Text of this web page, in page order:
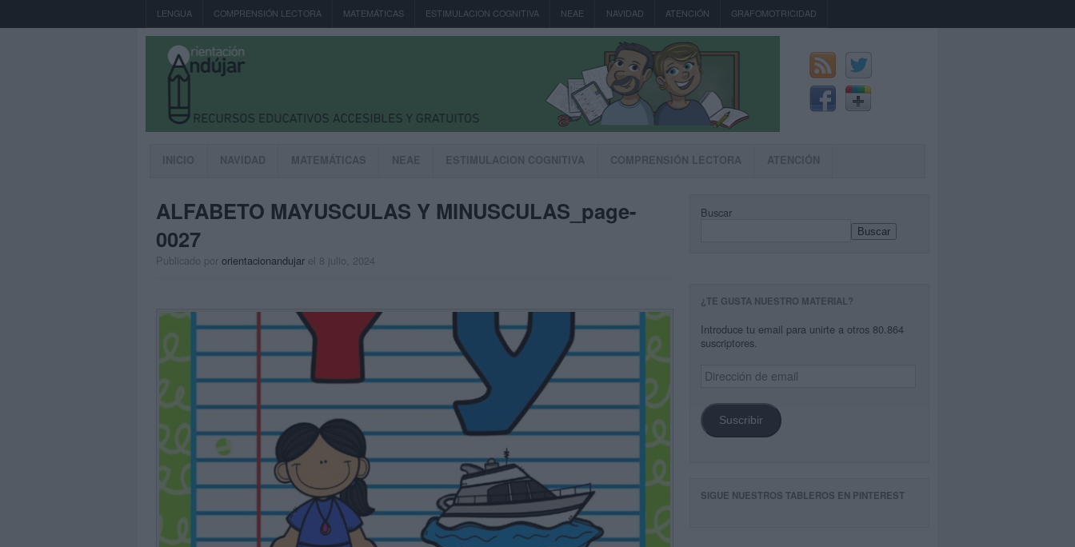
LENGUA COMPRENSIÓN LECTORA MATEMÁTICAS ESTIMULACION COGNITIVA NEAE NAVIDAD ATENCIÓN GRAFOMOTRICIDAD
INICIO NAVIDAD MATEMÁTICAS NEAE ESTIMULACION COGNITIVA COMPRENSIÓN LECTORA ATENCIÓN
ALFABETO MAYUSCULAS Y MINUSCULAS_page-
0027
Publicado por orientacionandujar el 8 julio, 2024
Buscar
Buscar
¿TE GUSTA NUESTRO MATERIAL?
Introduce tu email para unirte a otros 80.864
suscriptores.
Dirección
de
Suscribir
SIGUE NUESTROS TABLEROS EN PINTEREST